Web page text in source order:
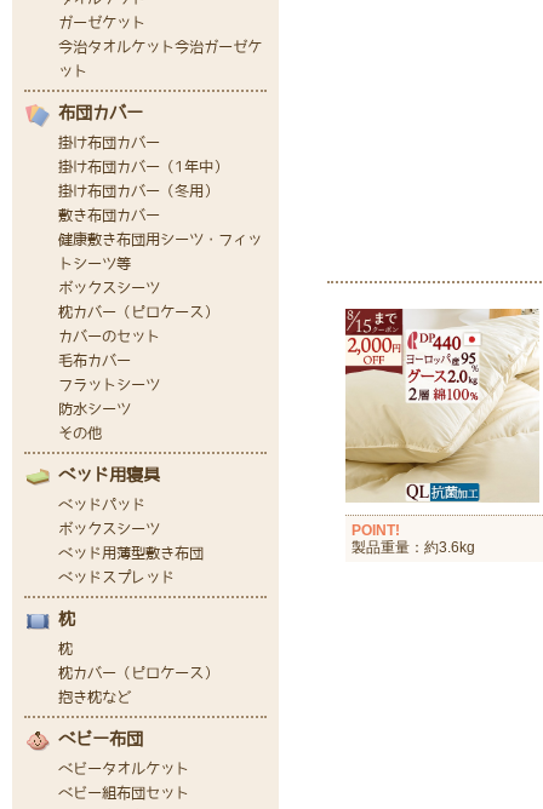
POINT!
製品重量：約3.6kg